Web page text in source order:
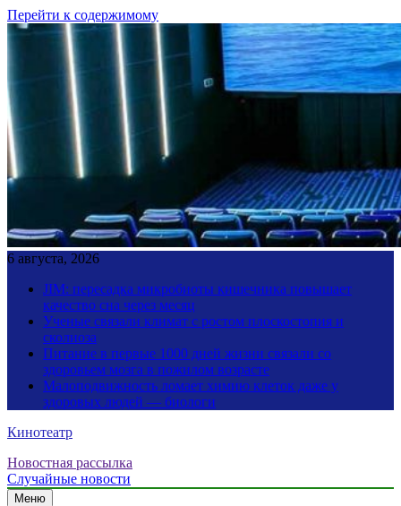
Перейти к содержимому
6 августа, 2026
JIM: пересадка микробиоты кишечника повышает
качество сна через месяц
Ученые связали климат с ростом плоскостопия и
сколиоза
Питание в первые 1000 дней жизни связали со
здоровьем мозга в пожилом возрасте
Малоподвижность ломает химию клеток даже у
здоровых людей — биологи
Кинотеатр
Новостная рассылка
Случайные новости
Меню